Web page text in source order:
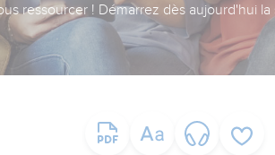
ressourcer ! Démarrez dès aujourd'hui